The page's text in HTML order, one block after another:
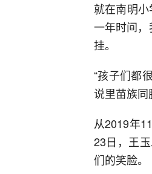
就在南明
一年时间
挂。
“孩子们都
说里苗族同
从2019年
23日，王
们的笑脸。